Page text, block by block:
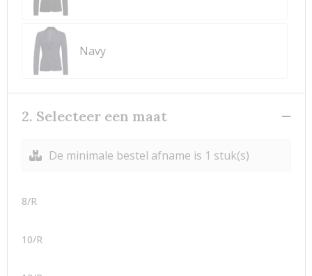
Navy
2. Selecteer een maat
De minimale bestel afname is 1 stuk(s)
8/R
10/R